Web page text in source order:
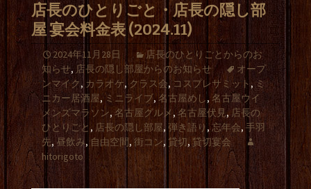
店長のひとりごと・店長の隠し部
屋 宴会料金表 (2024.11)
2024年11月28日
店長のひとりごとからのお
知らせ, 店長の隠し部屋からのお知らせ
オープ
ンマイク, カラオケ,クラス会, コスプレサミット ,ミ
ニカー居酒屋, ミニライブ,名古屋めし, 名古屋ウイ
メンズマラソン, 名古屋グルメ , 名古屋伏見, 店長の
ひとりごと , 店長の隠し部屋, 弾き語り ,忘年会, 手羽
先, 昼飲み, 自由空間, 街コン, 貸切, 貸切宴会
hitorigoto